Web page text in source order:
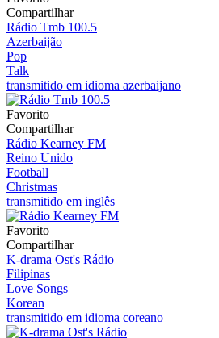
Compartilhar
Rádio Tmb 100.5
Azerbaijão
Pop
Talk
transmitido em idioma azerbaijano
Favorito
Compartilhar
Rádio Kearney FM
Reino Unido
Football
Christmas
transmitido em inglês
Favorito
Compartilhar
K-drama Ost's Rádio
Filipinas
Love Songs
Korean
transmitido em idioma coreano